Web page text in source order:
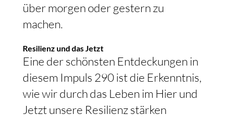
über morgen oder gestern zu
machen.
Resilienz und das Jetzt
Eine der schönsten Entdeckungen in
diesem Impuls 290 ist die Erkenntnis,
wie wir durch das Leben im Hier und
Jetzt unsere Resilienz stärken